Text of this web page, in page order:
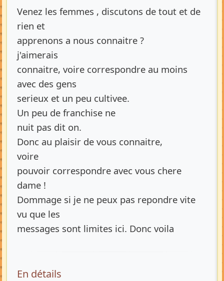
Venez les femmes , discutons de tout et de
rien et
apprenons a nous connaitre ?
j'aimerais
connaitre, voire correspondre au moins
avec des gens
serieux et un peu cultivee.
Un peu de franchise ne
nuit pas dit on.
Donc au plaisir de vous connaitre,
voire
pouvoir correspondre avec vous chere
dame !
Dommage si je ne peux pas repondre vite
vu que les
messages sont limites ici. Donc voila
En détails